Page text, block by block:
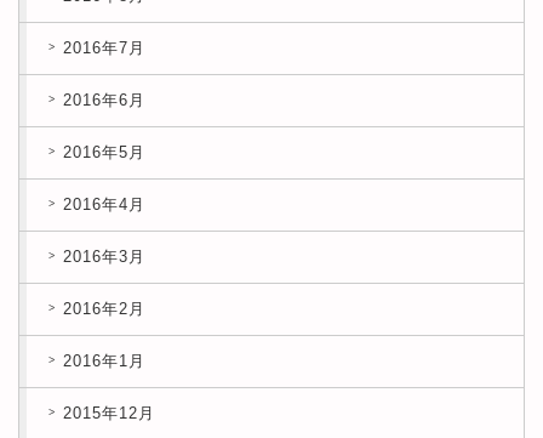
2016年7月
2016年6月
2016年5月
2016年4月
2016年3月
2016年2月
2016年1月
2015年12月